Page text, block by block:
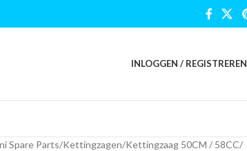
INLOGGEN / REGISTREREN
Spare Parts/Kettingzagen/Kettingzaag 50CM / 58CC/